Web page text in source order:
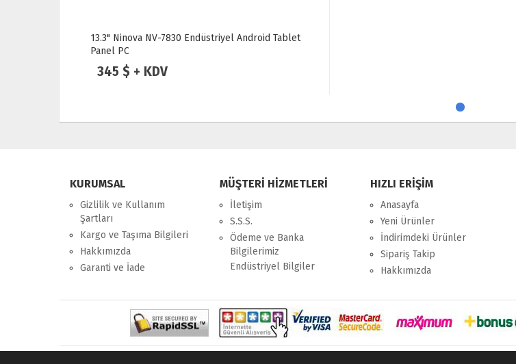
13.3" Ninova NV-7830 Endüstriyel Android Tablet
Panel PC
345 $ + KDV
KURUMSAL
Gizlilik ve Kullanım
Şartları
Kargo ve Taşıma Bilgileri
Hakkımızda
Garanti ve İade
MÜŞTERİ HİZMETLERİ
İletişim
S.S.S.
Ödeme ve Banka
Bilgilerimiz
Endüstriyel Bilgiler
HIZLI ERİŞİM
Anasayfa
Yeni Ürünler
İndirimdeki Ürünler
Sipariş Takip
Hakkımızda